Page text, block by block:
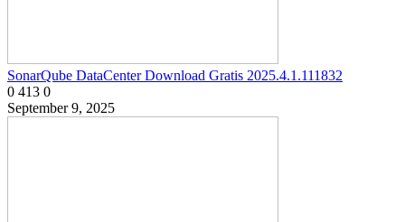
SonarQube DataCenter Download Gratis 2025.4.1.111832
0 413 0
September 9, 2025